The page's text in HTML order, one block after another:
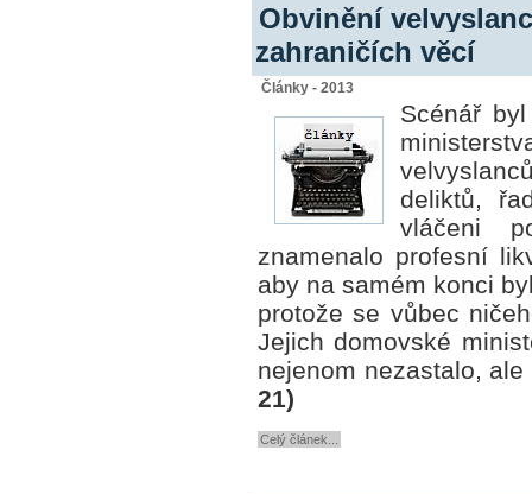
Obvinění
zahraničích věcí
Články - 2013
Scénář
deliktů,
vláčeni
znamenalo profesní
aby na samém konci
protože se vůbec
Jejich domovské
nejenom nezastalo,
21)
Celý článek...